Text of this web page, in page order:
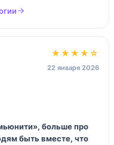
★★★★☆
22 января 2026
больше про
быть вместе, что